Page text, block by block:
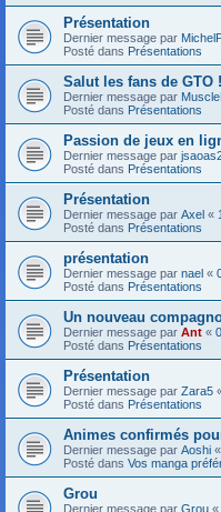
Présentation
Dernier message par
Posté dans Présentations
Salut les fans de GTO !
Dernier message par
Posté dans Présentations
Passion de jeux en
Dernier message par
Posté dans Présentations
Présentation
Dernier message par Axel «
Posté dans Présentations
présentation
Dernier message par nael «
Posté dans Présentations
Un nouveau
Dernier message par Ant «
Posté dans Présentations
Présentation
Dernier message par Zara5
Posté dans Présentations
Animes confirmés
Dernier message par Aoshi «
Posté dans Vos manga
Grou
Dernier message par Grou «